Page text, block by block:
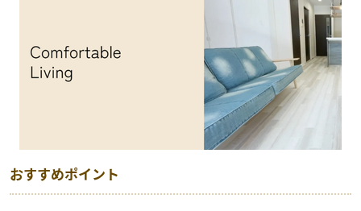
おすすめポイント